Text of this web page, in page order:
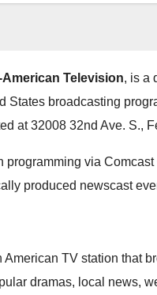
American Television, is a
States broadcasting
at 32008 32nd Ave. S.,
programming via
produced newscast
TV station that
dramas, local news,